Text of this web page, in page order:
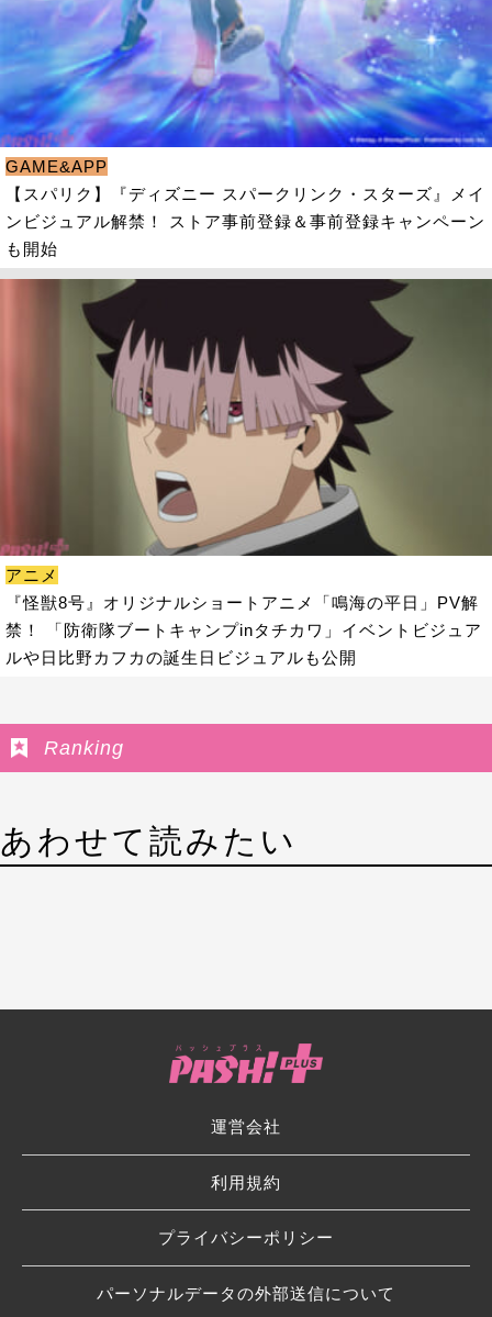
GAME&APP
【スパリク】『ディズニー スパークリンク・スターズ』メイ
ンビジュアル解禁！ ストア事前登録＆事前登録キャンペーン
も開始
アニメ
『怪獣8号』オリジナルショートアニメ「鳴海の平日」PV解
禁！ 「防衛隊ブートキャンプinタチカワ」イベントビジュア
ルや日比野カフカの誕生日ビジュアルも公開
Ranking
あわせて読みたい
運営会社
利用規約
プライバシーポリシー
パーソナルデータの外部送信について